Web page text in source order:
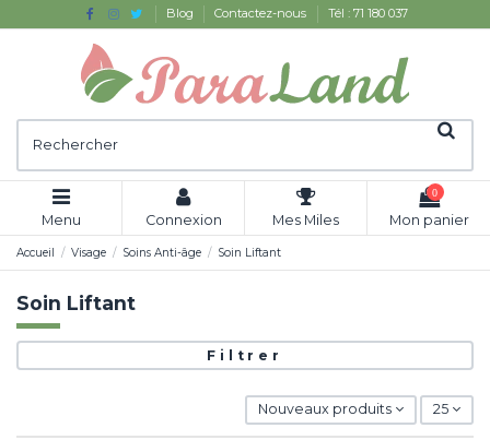
Blog Contactez-nous Tél : 71 180 037
Menu Connexion Mes Miles
0
Mon panier
Accueil Visage Soins Anti-âge Soin Liftant
Soin Liftant
Filtrer
Nouveaux produits 25